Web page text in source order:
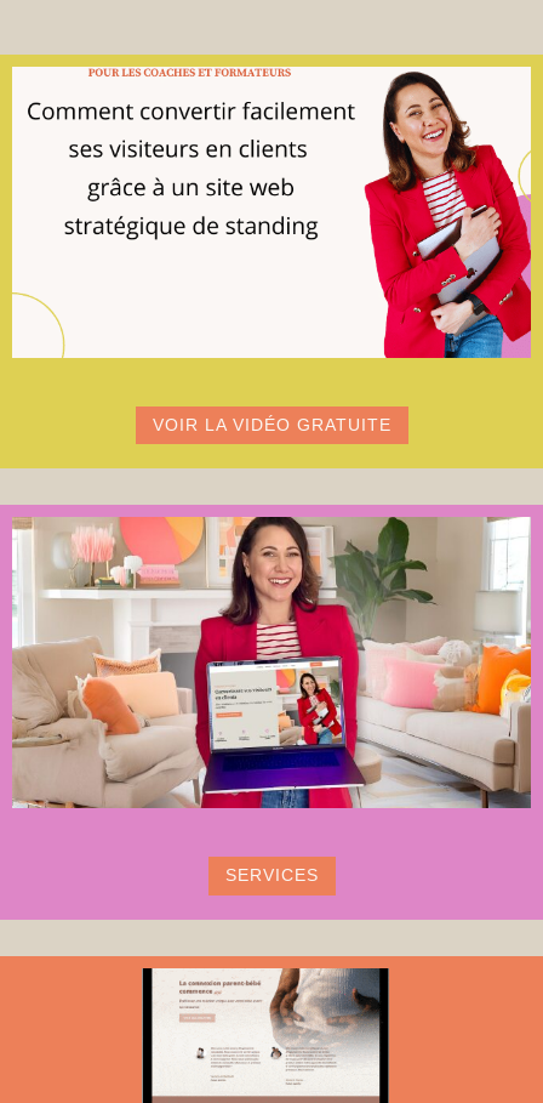
VOIR LA VIDÉO GRATUITE
SERVICES